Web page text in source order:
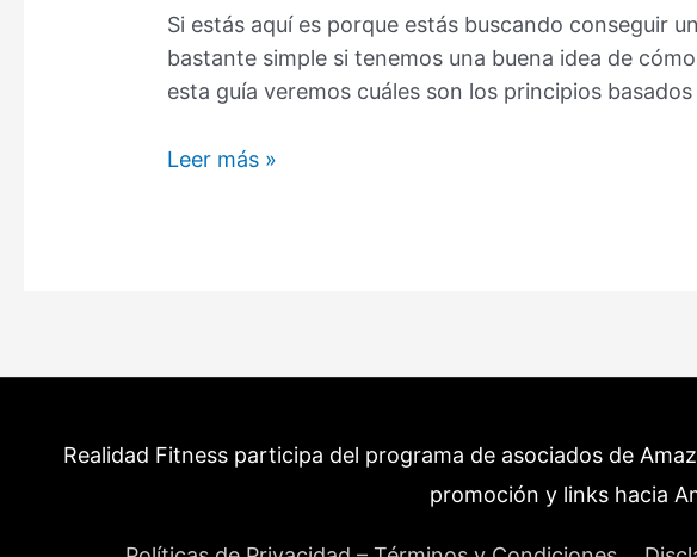
Si estás aquí es porque estás buscando conseguir
bastante simple si tenemos una buena idea de
esta guía veremos cuáles son los principios
Pérdida
Conseguirla
Leer más »
Realidad Fitness participa del programa de asociados de
promoción y links hacia